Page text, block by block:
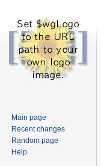
Main page
Recent changes
Random page
Help